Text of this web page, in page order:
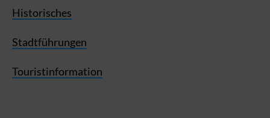
Historisches
Stadtführungen
Touristinformation